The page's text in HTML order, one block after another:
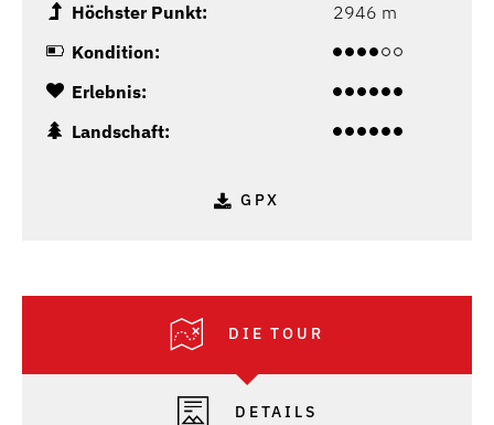
Höchster Punkt:
2946 m
Kondition:
Erlebnis:
Landschaft:
GPX
DIE TOUR
DETAILS